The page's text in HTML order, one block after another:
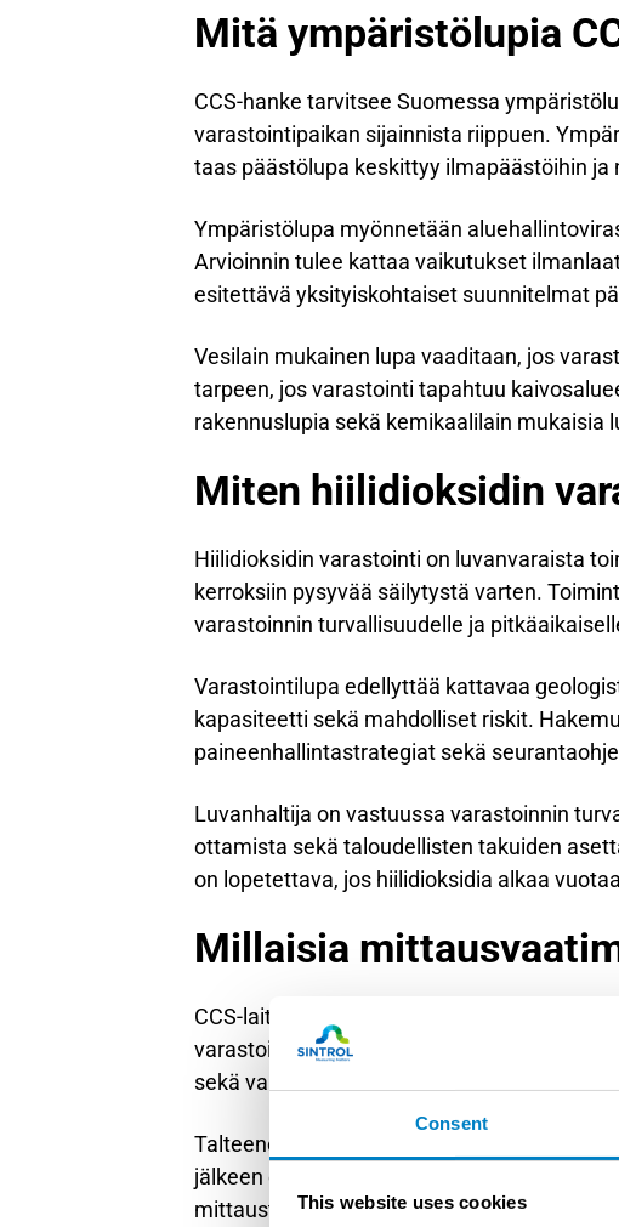
Consent
This website uses cookies
Mitä ympäristölupia
CCS-hanke tarvitsee Suomessa
varastointipaikan sijainnista riippuen.
taas päästölupa keskittyy ilmapäästöihin ja
Ympäristölupa myönnetään
Arvioinnin tulee kattaa vaikutukset
esitettävä yksityiskohtaiset suunnitelmat
Vesilain mukainen lupa vaaditaan, jos
tarpeen, jos varastointi tapahtuu
rakennuslupia sekä kemikaalilain
Miten hiilidioksidin
Hiilidioksidin varastointi on luvanvaraista
kerroksiin pysyvää säilytystä varten.
varastoinnin turvallisuudelle ja
Varastointilupa edellyttää kattavaa
kapasiteetti sekä mahdolliset riskit.
paineenhallintastrategiat sekä
Luvanhaltija on vastuussa varastoinnin
ottamista sekä taloudellisten takuiden
on lopetettava, jos hiilidioksidia alkaa
Millaisia
CCS-laitokset edellyttävät jatkuvaa
varastointiin. Mittausvaatimukset
sekä varastointipaikan paineen ja lämpötilan
Talteenottoprosessissa on mitattava
jälkeen erotustehokkuuden
mittausta tutkimus- ja kehitysvaiheessa